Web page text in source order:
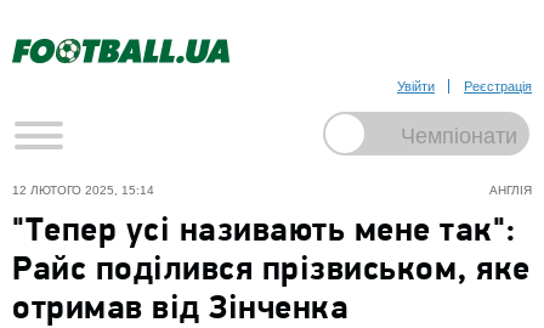
Увійти Реєстрація
АНГЛІЯ
12 ЛЮТОГО 2025, 15:14
"Тепер усі називають мене так":
Райс поділився прізвиськом, яке
отримав від Зінченка